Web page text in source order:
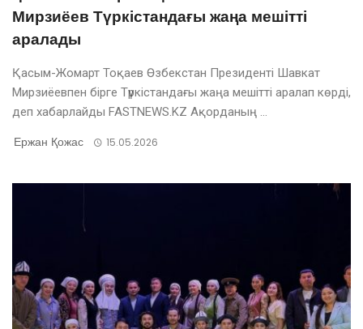
Мирзиёев Түркістандағы жаңа мешітті
аралады
Қасым-Жомарт Тоқаев Өзбекстан Президенті Шавкат
Мирзиёевпен бірге Түркістандағы жаңа мешітті аралап көрді,
деп хабарлайды FASTNEWS.KZ Ақорданың ...
Ержан Қожас 15.05.2026